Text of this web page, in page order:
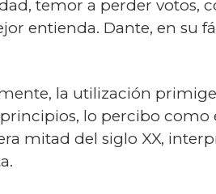
temor a perder votos,
entienda. Dante, en su
la utilización
lo percibo
mitad del siglo XX,